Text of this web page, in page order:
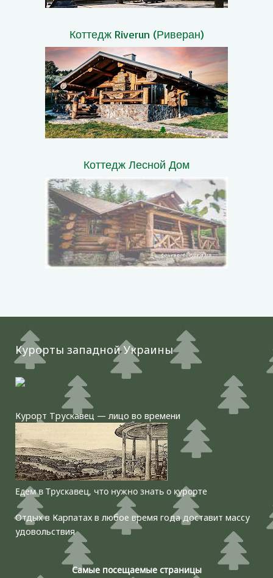
Коттедж Riverun (Риверан)
Коттедж Лесной Дом
Курорты западной Украины
Курорт Трускавец — лицо во времени
Едем в Трускавец, что нужно знать о курорте
Отдых в Карпатах в любое время года доставит массу
удовольствия
Самые посещаемые страницы